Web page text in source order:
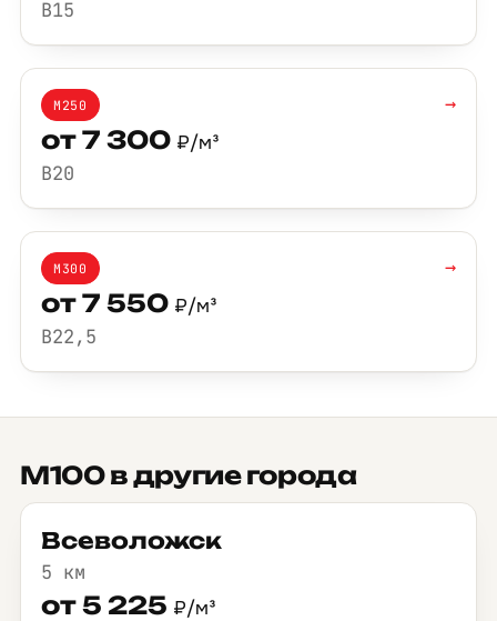
B15
М250
от 7 300 ₽/м³
B20
→
М300
от 7 550 ₽/м³
B22,5
→
М100 в другие города
Всеволожск
5 км
от 5 225 ₽/м³